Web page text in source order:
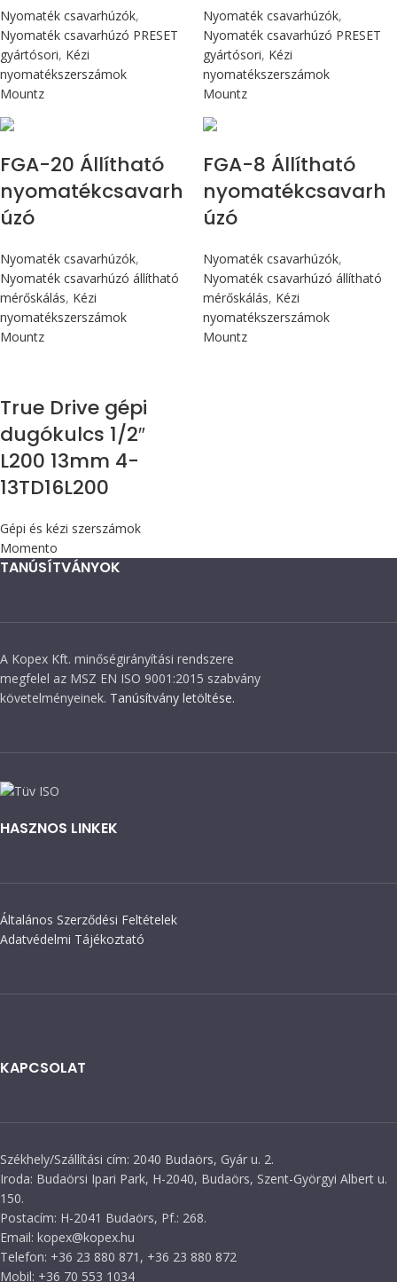
Nyomaték csavarhúzók,
Nyomaték csavarhúzó PRESET
gyártósori, Kézi
nyomatékszerszámok
Mountz
Nyomaték csavarhúzók,
Nyomaték csavarhúzó PRESET
gyártósori, Kézi
nyomatékszerszámok
Mountz
FGA-20 Állítható
nyomatékcsavarh
úzó
Nyomaték csavarhúzók,
Nyomaték csavarhúzó állítható
mérőskálás, Kézi
nyomatékszerszámok
Mountz
FGA-8 Állítható
nyomatékcsavarh
úzó
Nyomaték csavarhúzók,
Nyomaték csavarhúzó állítható
mérőskálás, Kézi
nyomatékszerszámok
Mountz
True Drive gépi
dugókulcs 1/2″
L200 13mm 4-
13TD16L200
Gépi és kézi szerszámok
Momento
TANÚSÍTVÁNYOK
A Kopex Kft. minőségirányítási rendszere
megfelel az MSZ EN ISO 9001:2015 szabvány
követelményeinek. Tanúsítvány letöltése.
HASZNOS LINKEK
Általános Szerződési Feltételek
Adatvédelmi Tájékoztató
KAPCSOLAT
Székhely/Szállítási cím: 2040 Budaörs, Gyár u. 2.
Iroda: Budaörsi Ipari Park, H-2040, Budaörs, Szent-Györgyi Albert u.
150.
Postacím: H-2041 Budaörs, Pf.: 268.
Email: kopex@kopex.hu
Telefon: +36 23 880 871, +36 23 880 872
Mobil: +36 70 553 1034